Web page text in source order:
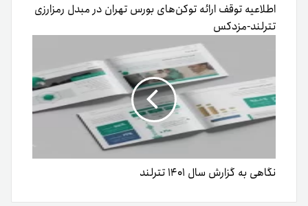
اطلاعیه توقف ارائه توکن‌‌های بورس تهران در مبدل رمزارزی
تترلند-مزدکس
نگاهی به گزارش سال ۱۴۰۱ تترلند